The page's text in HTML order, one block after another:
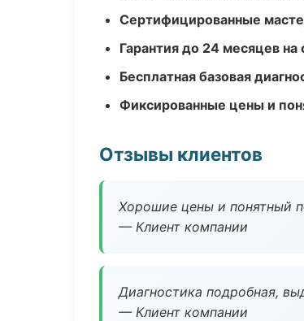
Сертифицированные
Гарантия до 24 месяцев
Бесплатная базовая
Фиксированные цены и
Отзывы клиентов
Хорошие цены и понятный
— Клиент компании
Диагностика подробная,
— Клиент компании